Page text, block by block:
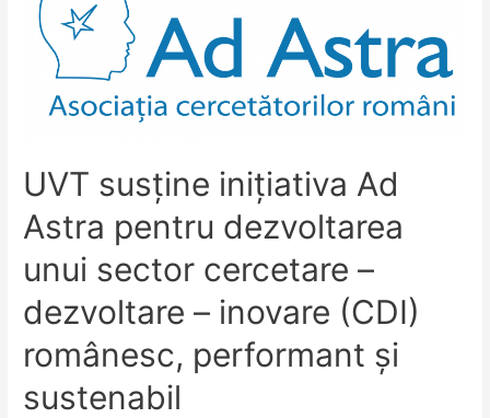
astăzi”
Conferință
la
–
Invitat:
E.S.
Dl.
Guillermo
Ordorica
UVT susține inițiativa Ad
Astra pentru dezvoltarea
unui sector cercetare –
dezvoltare – inovare (CDI)
românesc, performant și
sustenabil